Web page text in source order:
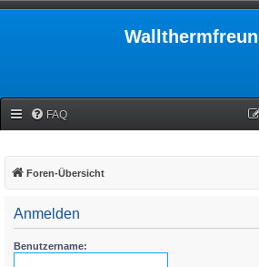
FAQ
Foren-Übersicht
Anmelden
Benutzername: